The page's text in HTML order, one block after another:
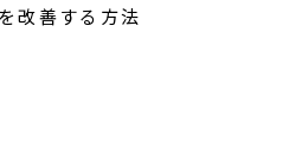
改善する方法